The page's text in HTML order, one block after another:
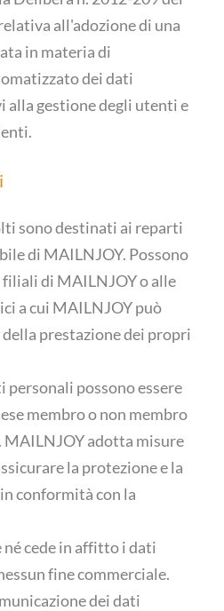
all'adozione di una
in materia di
dei dati
alla gestione degli utenti e
sono destinati ai reparti
di MAILNJOY. Possono
filiali di MAILNJOY o alle
a cui MAILNJOY può
prestazione dei propri
personali possono essere
membro o non membro
MAILNJOY adotta misure
la protezione e la
conformità con la
né cede in affitto i dati
fine commerciale.
dei dati